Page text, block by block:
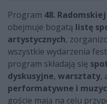
Program 48.
obejmuje bogatą listę
artystycznych,
wszystkie wydarzenia
program składają się
dyskusyjne, warsztaty,
performatywne i
goście mają na celu